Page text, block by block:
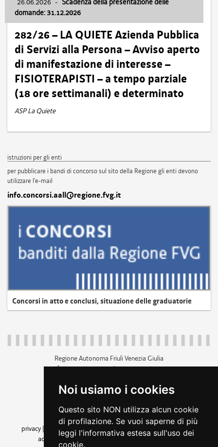
Noi usiamo i cookies
Questo sito NON utilizza alcun cookie
di profilazione. Se vuoi saperne di più
leggi l'informativa estesa sull'uso dei
cookie.
26.06.2026 - Scadenza della presentazione delle
domande: 31.12.2026
282/26 – LA QUIETE Azienda Pubblica
di Servizi alla Persona – Avviso aperto
di manifestazione di interesse –
FISIOTERAPISTI – a tempo parziale
(18 ore settimanali) e determinato
ASP La Quiete
istruzioni per gli enti
per pubblicare i bandi di concorso sul sito della Regione gli enti devono
utilizzare l'e-mail
info.concorsi.aall@regione.fvg.it
Concorsi in atto e conclusi, situazione delle graduatorie
Regione Autonoma Friuli Venezia Giulia
c.f. 80014930327; p.iva 00526040324
+39 040 3771111
amministrazione trasparente
privacy
cookie |note legali accessibilità
dichiarazione di
accessibilità| feedback cambio preferenze cookie